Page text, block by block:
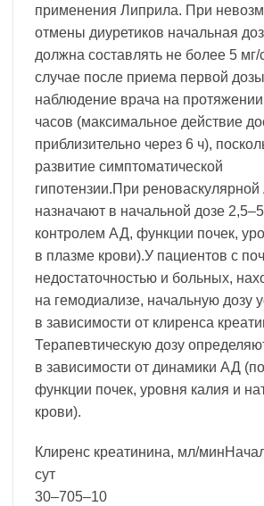
применения Липрила. При
отмены диуретиков начальная
должна составлять не более 5 мг/
случае после приема первой
наблюдение врача на протяжении
часов (максимальное действие
приблизительно через 6 ч),
развитие симптоматической
гипотензии.При
назначают в начальной дозе
контролем АД, функции почек,
в плазме крови).У пациентов с
недостаточностью и больных,
на гемодиализе, начальную дозу
в зависимости от клиренса
Терапевтическую дозу
в зависимости от динамики АД
функции почек, уровня калия и
крови).
Клиренс креатинина, мл/
сут
30–705–10